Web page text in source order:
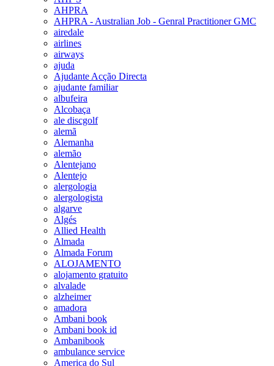
AHPRA
AHPRA - Australian Job - Genral Practitioner GMC
airedale
airlines
airways
ajuda
Ajudante Acção Directa
ajudante familiar
albufeira
Alcobaça
ale discgolf
alemã
Alemanha
alemão
Alentejano
Alentejo
alergologia
alergologista
algarve
Algés
Allied Health
Almada
Almada Forum
ALOJAMENTO
alojamento gratuito
alvalade
alzheimer
amadora
Ambani book
Ambani book id
Ambanibook
ambulance service
America do Sul